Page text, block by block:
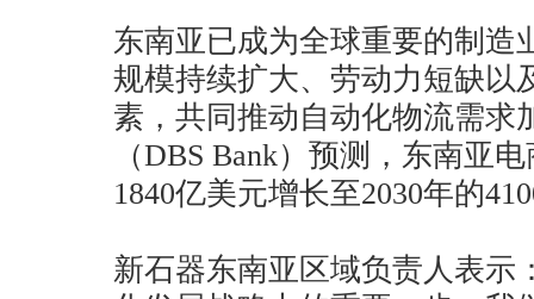
东南亚已成为全球重要的制造
规模持续扩大、劳动力短缺以
素，共同推动自动化物流需求
（DBS Bank）预测，东南亚
1840亿美元增长至2030年的
新石器东南亚区域负责人表示